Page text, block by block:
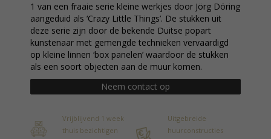
1 van een fraaie serie kleine werkjes door Jörg Döring
aangeduid als ‘Crazy Little Things’. De stukken uit
deze serie zijn door de bekende Duitse popart
kunstenaar met gemengde technieken vervaardigd
op kleine linnen ‘box panelen’ waardoor de stukken
als een soort objecten aan de muur komen.
Neem contact op
Vrijblijvend 1 week
thuis bezichtigen
Uitgebreide
huurconstructies